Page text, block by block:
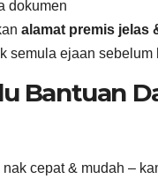
dokumen
alamat premis jelas
semula ejaan sebelum
Bantuan
cepat & mudah –